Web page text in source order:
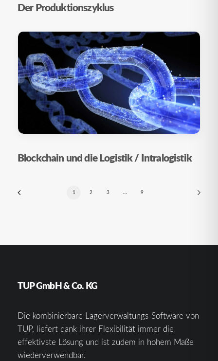
Der Produktionszyklus
Blockchain und die Logistik / Intralogistik
1 2 3 … 9
TUP GmbH & Co. KG
Die kombinierbare Lagerverwaltungs-Software von
TUP, liefert dank ihrer Flexibilität immer die
effektivste Lösung und ist zudem in hohem Maße
wiederverwendbar.